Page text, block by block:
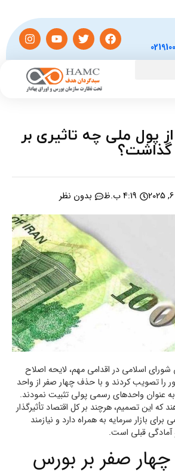
از پول ملی چه تاثیری بر
گذاشت؟
4:19 ب.ظ بدون نظر
اسلامی در اقدامی مهم، لایحه اصلاح
را تصویب کردند و با حذف چهار صفر از واحد
به عنوان واحدهای رسمی پولی تثبیت نمودند.
که این تصمیم، هرچند بر کل اقتصاد تأثیرگذار
بازار سرمایه به همراه دارد و نیازمند
قبلی است.
صفر بر بورس